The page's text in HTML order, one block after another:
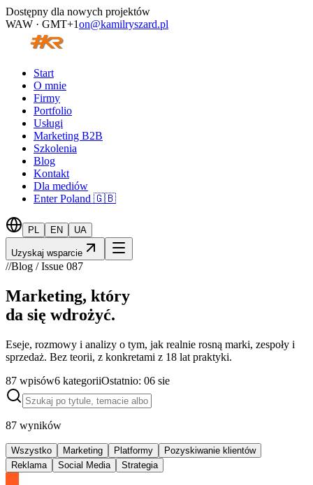
Dostępny dla nowych projektów
WAW · GMT+1on@kamilryszard.pl
Start
O mnie
Firmy
Portfolio
Usługi
Marketing B2B
Szkolenia
Blog
Kontakt
Dla mediów
Enter Poland 🇬🇧
PL EN UA
Uzyskaj wsparcie
//Blog / Issue 087
Marketing, który
da się wdrożyć.
Eseje, rozmowy i analizy o tym, jak realnie rosną marki, zespoły i
sprzedaż. Bez teorii, z konkretami z 18 lat praktyki.
87 wpisów6 kategoriiOstatnio: 06 sie
87 wyników
Wszystko Marketing Platformy
Pozyskiwanie klientów
Reklama
Social Media Strategia